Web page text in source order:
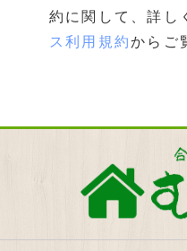
約に関して、詳し
ス利用規約からご